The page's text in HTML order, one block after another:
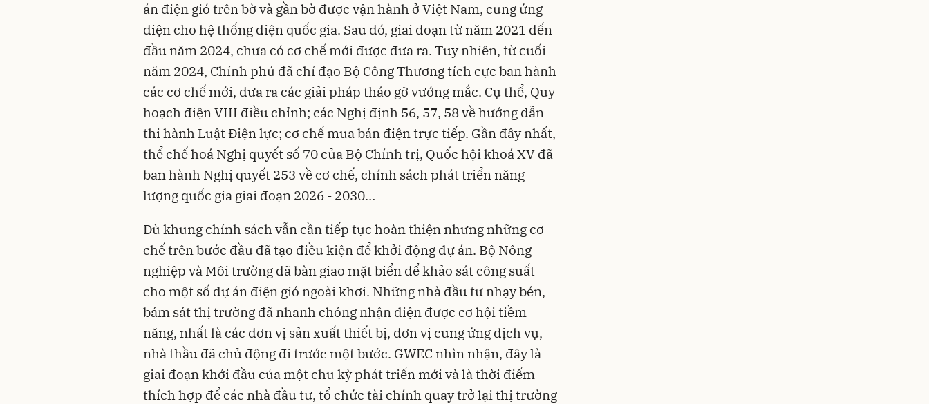
án điện gió trên bờ và gần bờ được vận hành ở Việt Nam, cung ứng
điện cho hệ thống điện quốc gia. Sau đó, giai đoạn từ năm 2021 đến
đầu năm 2024, chưa có cơ chế mới được đưa ra. Tuy nhiên, từ cuối
năm 2024, Chính phủ đã chỉ đạo Bộ Công Thương tích cực ban hành
các cơ chế mới, đưa ra các giải pháp tháo gỡ vướng mắc. Cụ thể, Quy
hoạch điện VIII điều chỉnh; các Nghị định 56, 57, 58 về hướng dẫn
thi hành Luật Điện lực; cơ chế mua bán điện trực tiếp. Gần đây nhất,
thể chế hoá Nghị quyết số 70 của Bộ Chính trị, Quốc hội khoá XV đã
ban hành Nghị quyết 253 về cơ chế, chính sách phát triển năng
lượng quốc gia giai đoạn 2026 - 2030…
Dù khung chính sách vẫn cần tiếp tục hoàn thiện nhưng những cơ
chế trên bước đầu đã tạo điều kiện để khởi động dự án. Bộ Nông
nghiệp và Môi trường đã bàn giao mặt biển để khảo sát công suất
cho một số dự án điện gió ngoài khơi. Những nhà đầu tư nhạy bén,
bám sát thị trường đã nhanh chóng nhận diện được cơ hội tiềm
năng, nhất là các đơn vị sản xuất thiết bị, đơn vị cung ứng dịch vụ,
nhà thầu đã chủ động đi trước một bước. GWEC nhìn nhận, đây là
giai đoạn khởi đầu của một chu kỳ phát triển mới và là thời điểm
thích hợp để các nhà đầu tư, tổ chức tài chính quay trở lại thị trường